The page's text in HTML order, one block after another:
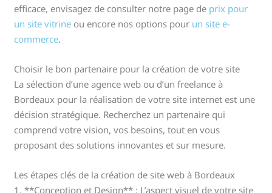
efficace, envisagez de consulter notre page de prix pour
un site vitrine ou encore nos options pour un site e-
commerce.
Choisir le bon partenaire pour la création de votre site
La sélection d’une agence web ou d’un freelance à
Bordeaux pour la réalisation de votre site internet est une
décision stratégique. Recherchez un partenaire qui
comprend votre vision, vos besoins, tout en vous
proposant des solutions innovantes et sur mesure.
Les étapes clés de la création de site web à Bordeaux
1. **Conception et Design** : L’aspect visuel de votre site